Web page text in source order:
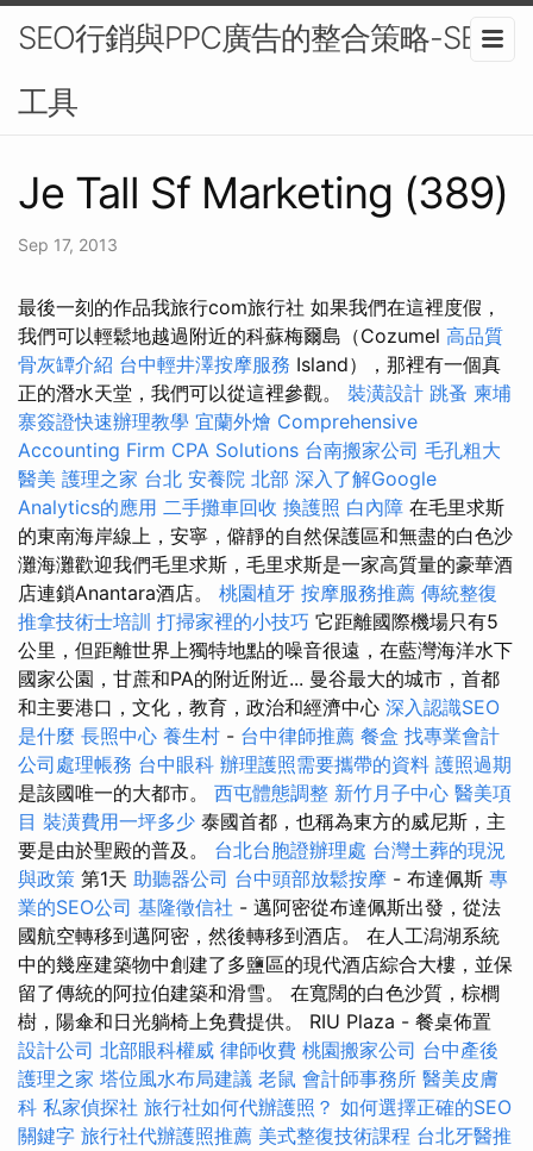
SEO行銷與PPC廣告的整合策略-SEO
工具
Je Tall Sf Marketing (389)
Sep 17, 2013
最後一刻的作品我旅行com旅行社 如果我們在這裡度假，
我們可以輕鬆地越過附近的科蘇梅爾島（Cozumel 高品質
骨灰罈介紹 台中輕井澤按摩服務 Island），那裡有一個真
正的潛水天堂，我們可以從這裡參觀。 裝潢設計 跳蚤 柬埔
寨簽證快速辦理教學 宜蘭外燴 Comprehensive
Accounting Firm CPA Solutions 台南搬家公司 毛孔粗大
醫美 護理之家 台北 安養院 北部 深入了解Google
Analytics的應用 二手攤車回收 換護照 白內障 在毛里求斯
的東南海岸線上，安寧，僻靜的自然保護區和無盡的白色沙
灘海灘歡迎我們毛里求斯，毛里求斯是一家高質量的豪華酒
店連鎖Anantara酒店。 桃園植牙 按摩服務推薦 傳統整復
推拿技術士培訓 打掃家裡的小技巧 它距離國際機場只有5
公里，但距離世界上獨特地點的噪音很遠，在藍灣海洋水下
國家公園，甘蔗和PA的附近附近... 曼谷最大的城市，首都
和主要港口，文化，教育，政治和經濟中心 深入認識SEO
是什麼 長照中心 養生村 - 台中律師推薦 餐盒 找專業會計
公司處理帳務 台中眼科 辦理護照需要攜帶的資料 護照過期
是該國唯一的大都市。 西屯體態調整 新竹月子中心 醫美項
目 裝潢費用一坪多少 泰國首都，也稱為東方的威尼斯，主
要是由於聖殿的普及。 台北台胞證辦理處 台灣土葬的現況
與政策 第1天 助聽器公司 台中頭部放鬆按摩 - 布達佩斯 專
業的SEO公司 基隆徵信社 - 邁阿密從布達佩斯出發，從法
國航空轉移到邁阿密，然後轉移到酒店。 在人工潟湖系統
中的幾座建築物中創建了多鹽區的現代酒店綜合大樓，並保
留了傳統的阿拉伯建築和滑雪。 在寬闊的白色沙質，棕櫚
樹，陽傘和日光躺椅上免費提供。 RIU Plaza - 餐桌佈置
設計公司 北部眼科權威 律師收費 桃園搬家公司 台中產後
護理之家 塔位風水布局建議 老鼠 會計師事務所 醫美皮膚
科 私家偵探社 旅行社如何代辦護照？ 如何選擇正確的SEO
關鍵字 旅行社代辦護照推薦 美式整復技術課程 台北牙醫推